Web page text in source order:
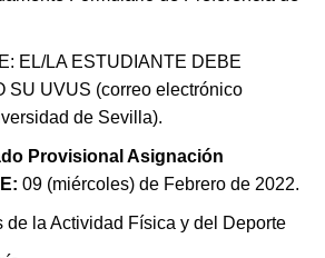
EL/LA ESTUDIANTE DEBE
SU UVUS (correo electrónico
de Sevilla).
Provisional Asignación
: 09 (miércoles) de Febrero de 2022.
de la Actividad Física y del Deporte